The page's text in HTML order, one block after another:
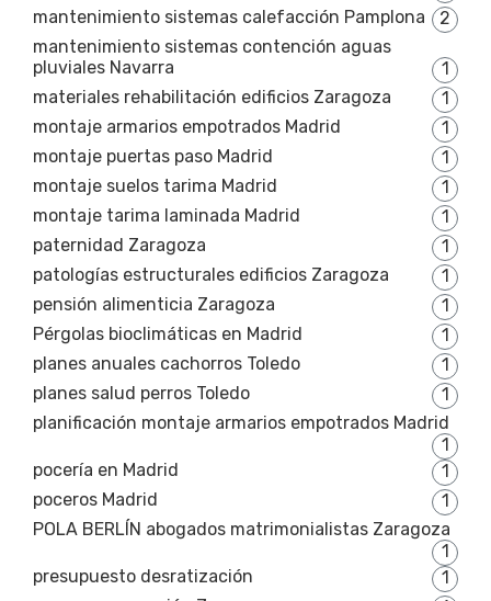
mantenimiento sistemas calefacción Pamplona
2
mantenimiento sistemas contención aguas
pluviales Navarra
1
materiales rehabilitación edificios Zaragoza
1
montaje armarios empotrados Madrid
1
montaje puertas paso Madrid
1
montaje suelos tarima Madrid
1
montaje tarima laminada Madrid
1
paternidad Zaragoza
1
patologías estructurales edificios Zaragoza
1
pensión alimenticia Zaragoza
1
Pérgolas bioclimáticas en Madrid
1
planes anuales cachorros Toledo
1
planes salud perros Toledo
1
planificación montaje armarios empotrados Madrid
1
pocería en Madrid
1
poceros Madrid
1
POLA BERLÍN abogados matrimonialistas Zaragoza
1
presupuesto desratización
1